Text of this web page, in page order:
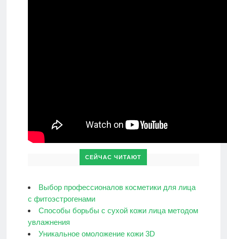
СЕЙЧАС ЧИТАЮТ
Выбор профессионалов косметики для лица
с фитоэстрогенами
Способы борьбы с сухой кожи лица методом
увлажнения
Уникальное омоложение кожи 3D